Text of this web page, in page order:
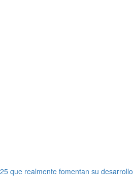
que realmente fomentan su desarrollo